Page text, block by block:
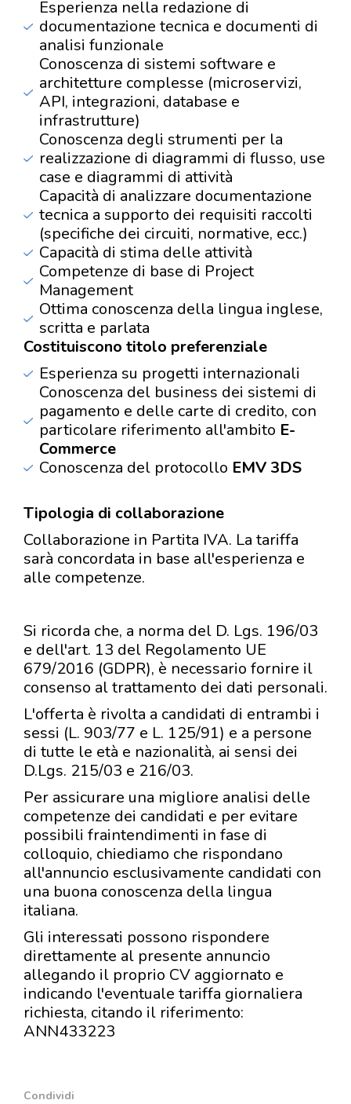
Esperienza nella redazione di
documentazione tecnica e documenti di
analisi funzionale
Conoscenza di sistemi software e
architetture complesse (microservizi,
API, integrazioni, database e
infrastrutture)
Conoscenza degli strumenti per la
realizzazione di diagrammi di flusso, use
case e diagrammi di attività
Capacità di analizzare documentazione
tecnica a supporto dei requisiti raccolti
(specifiche dei circuiti, normative, ecc.)
Capacità di stima delle attività
Competenze di base di Project
Management
Ottima conoscenza della lingua inglese,
scritta e parlata
Costituiscono titolo preferenziale
Esperienza su progetti internazionali
Conoscenza del business dei sistemi di
pagamento e delle carte di credito, con
particolare riferimento all'ambito E-
Commerce
Conoscenza del protocollo EMV 3DS
Tipologia di collaborazione
Collaborazione in Partita IVA. La tariffa
sarà concordata in base all'esperienza e
alle competenze.
Si ricorda che, a norma del D. Lgs. 196/03
e dell'art. 13 del Regolamento UE
679/2016 (GDPR), è necessario fornire il
consenso al trattamento dei dati personali.
L'offerta è rivolta a candidati di entrambi i
sessi (L. 903/77 e L. 125/91) e a persone
di tutte le età e nazionalità, ai sensi dei
D.Lgs. 215/03 e 216/03.
Per assicurare una migliore analisi delle
competenze dei candidati e per evitare
possibili fraintendimenti in fase di
colloquio, chiediamo che rispondano
all'annuncio esclusivamente candidati con
una buona conoscenza della lingua
italiana.
Gli interessati possono rispondere
direttamente al presente annuncio
allegando il proprio CV aggiornato e
indicando l'eventuale tariffa giornaliera
richiesta, citando il riferimento:
ANN433223
Condividi